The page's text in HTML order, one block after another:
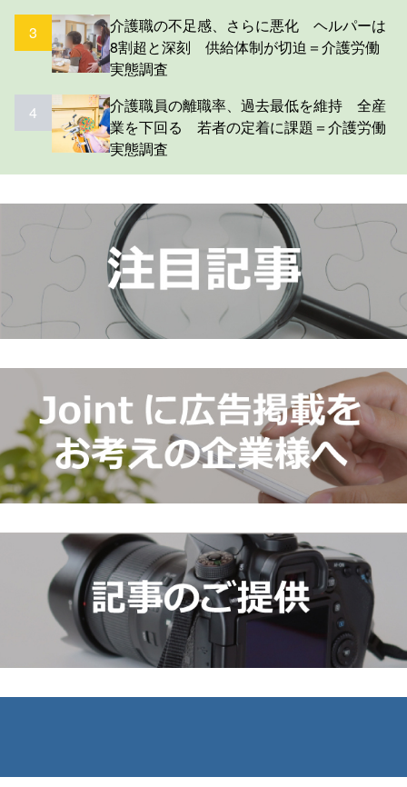
3
介護職の不足感、さらに悪化 ヘルパーは
8割超と深刻 供給体制が切迫＝介護労働
実態調査
4
介護職員の離職率、過去最低を維持 全産
業を下回る 若者の定着に課題＝介護労働
実態調査